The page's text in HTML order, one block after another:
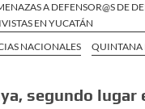
A DEFENSOR@S DE
EN YUCATÁN
NACIONALES
QUINTANA
segundo lugar